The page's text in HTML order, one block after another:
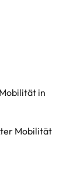
in
Mobilität